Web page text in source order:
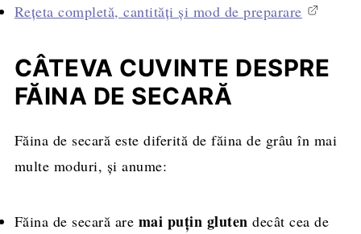
Rețeta completă, cantități și mod de preparare
CÂTEVA CUVINTE DESPRE
FĂINA DE SECARĂ
Făina de secară este diferită de făina de grâu în mai
multe moduri, și anume:
Făina de secară are mai puțin gluten decât cea de